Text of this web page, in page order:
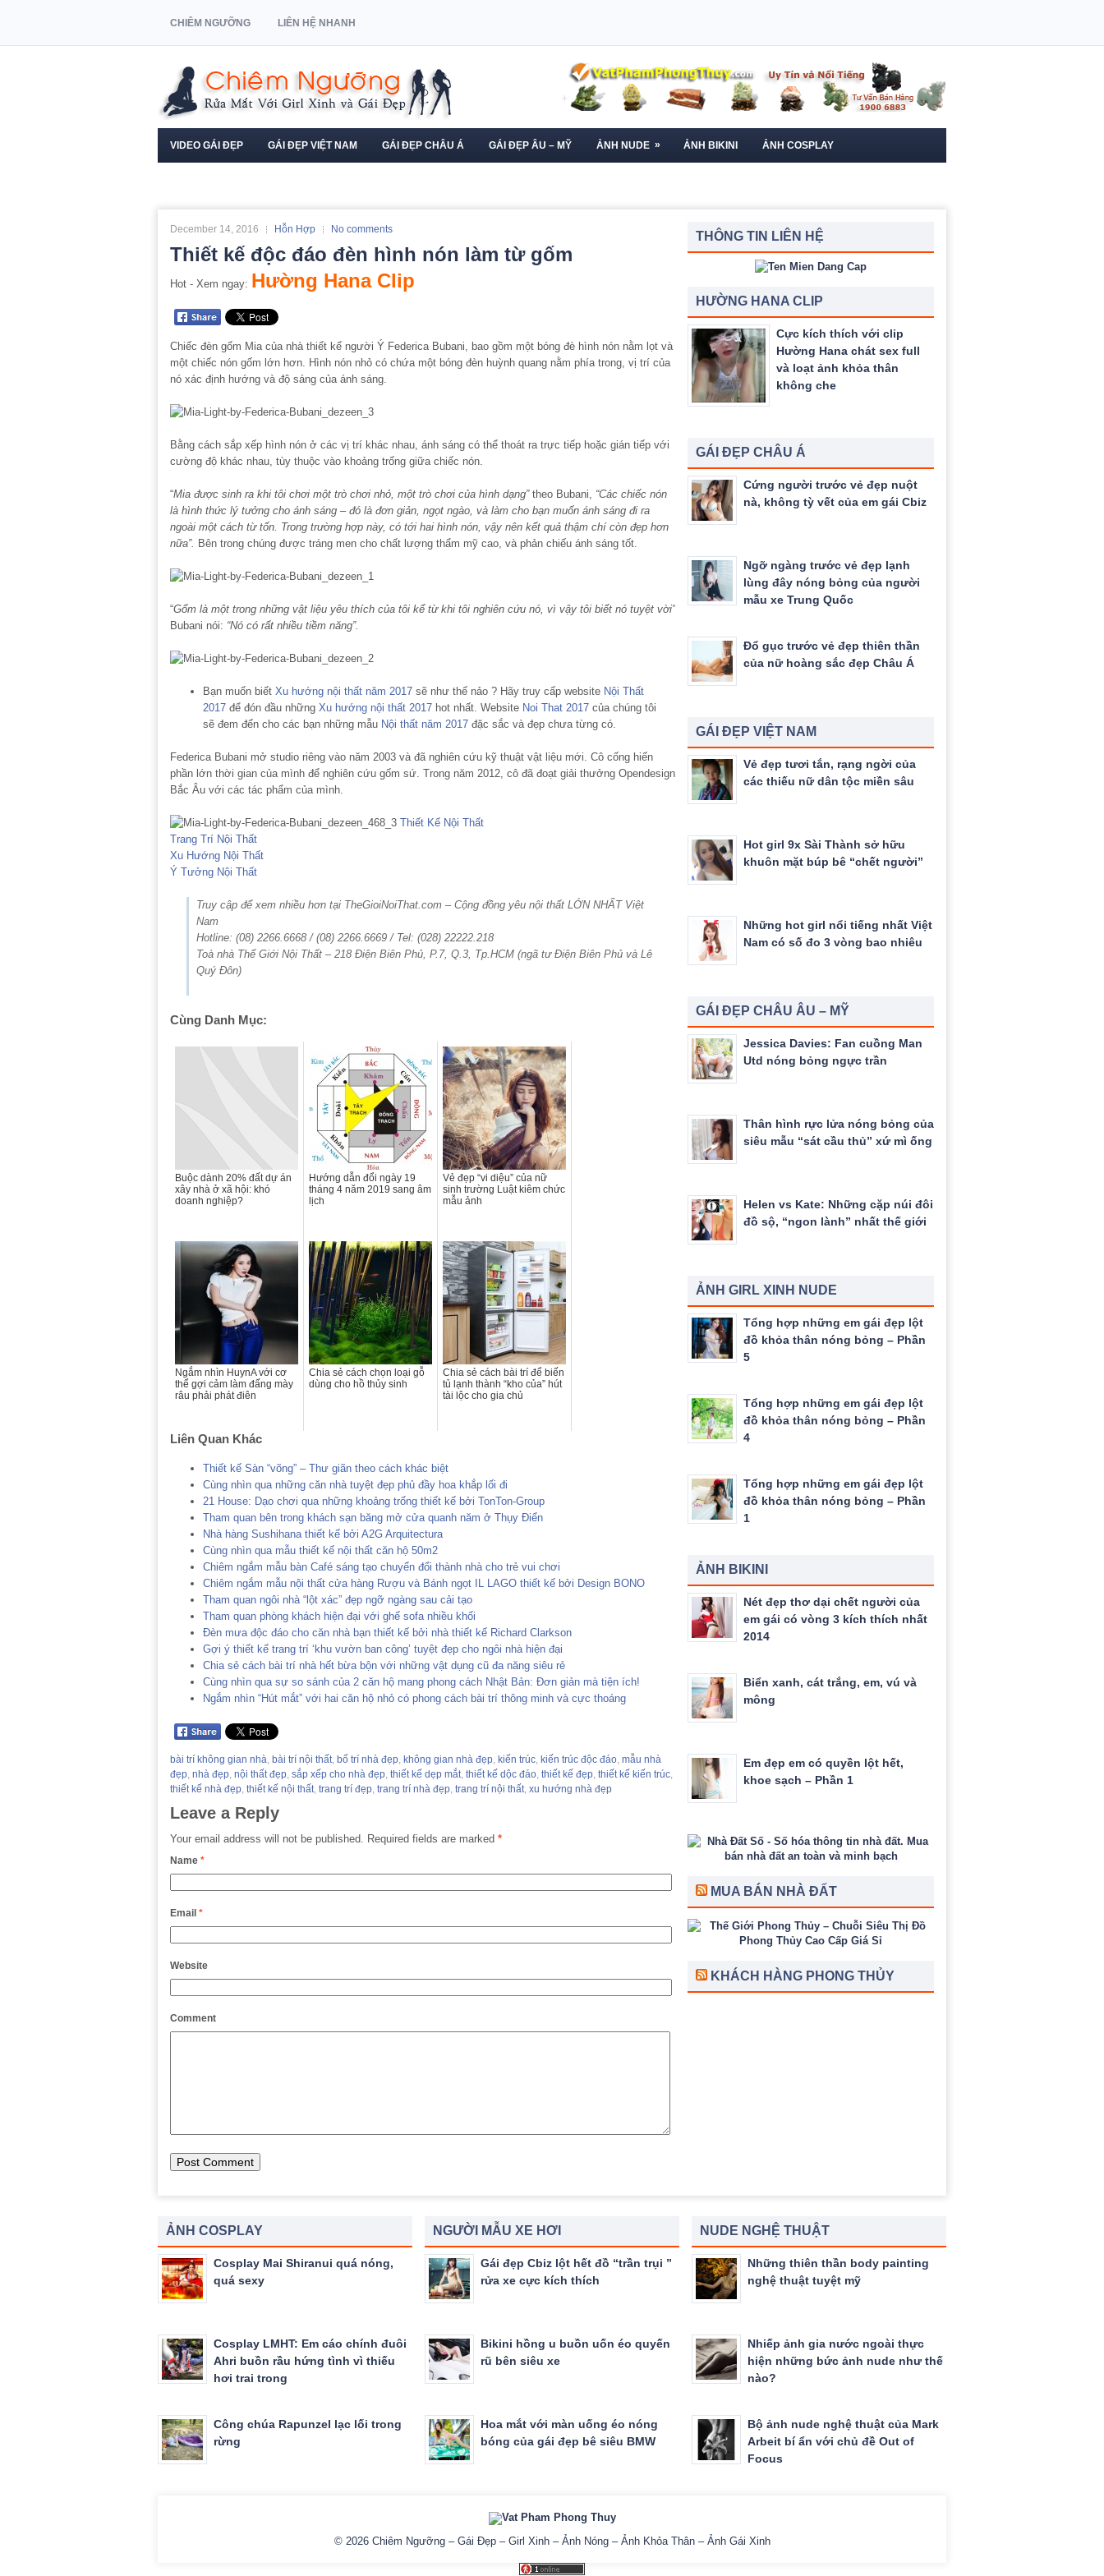
CHIÊM NGƯỠNG LIÊN HỆ NHANH
VIDEO GÁI ĐẸP GÁI ĐẸP VIỆT NAM GÁI ĐẸP CHÂU Á GÁI ĐẸP ÂU – MỸ ẢNH NUDE » ẢNH BIKINI ẢNH COSPLAY
December 14, 2016 Hỗn Hợp No comments
Thiết kế độc đáo đèn hình nón làm từ gốm
Hot - Xem ngay: Hường Hana Clip
Chiếc đèn gốm Mia của nhà thiết kế người Ý Federica Bubani, bao gồm một bóng đè hình nón nằm lọt và
một chiếc nón gốm lớn hơn. Hình nón nhỏ có chứa một bóng đèn huỳnh quang nằm phía trong, vị trí của
nó xác định hướng và độ sáng của ánh sáng.
Bằng cách sắp xếp hình nón ở các vị trí khác nhau, ánh sáng có thể thoát ra trực tiếp hoặc gián tiếp với
cường độ khác nhau, tùy thuộc vào khoảng trống giữa chiếc nón.
“Mia được sinh ra khi tôi chơi một trò chơi nhỏ, một trò chơi của hình dạng” theo Bubani,
“Các chiếc nón
là hình thức lý tưởng cho ánh sáng – đó là đơn giản, ngọt ngào, và làm cho bạn muốn ánh sáng đi ra
ngoài một cách từ tốn. Trong trường hợp này, có tới hai hình nón, vậy nên kết quả thậm chí còn đẹp hơn
nữa”. Bên trong chúng được tráng men cho chất lượng thẩm mỹ cao, và phản chiếu ánh sáng tốt.
“Gốm là một trong những vật liệu yêu thích của tôi kể từ khi tôi nghiên cứu nó, vì vậy tôi biết nó tuyệt vời”
Bubani nói: “Nó có rất nhiều tiềm năng”.
Bạn muốn biết Xu hướng nội thất năm 2017 sẽ như thế nảo ? Hãy truy cấp website Nội Thất
2017 để đón đầu những Xu hướng nội thất 2017 hot nhất. Website Noi That 2017 của chúng tôi
sẽ đem đến cho các bạn những mẫu Nội thất năm 2017 đặc sắc và đẹp chưa từng có.
Federica Bubani mở studio riêng vào năm 2003 và đã nghiên cứu kỹ thuật vật liệu mới. Cô cống hiến
phần lớn thời gian của mình để nghiên cứu gốm sứ. Trong năm 2012, cô đã đoạt giải thưởng Opendesign
Bắc Âu với các tác phẩm của mình.
Thiết Kế Nội Thất
Trang Trí Nội Thất
Xu Hướng Nội Thất
Ý Tưởng Nội Thất
Truy cập để xem nhiều hơn tại TheGioiNoiThat.com – Cộng đồng yêu nội thất LỚN NHẤT Việt
Nam
Hotline: (08) 2266.6668 / (08) 2266.6669 / Tel: (028) 22222.218
Toà nhà Thế Giới Nội Thất – 218 Điện Biên Phủ, P.7, Q.3, Tp.HCM (ngã tư Điện Biên Phủ và Lê
Quý Đôn)
Cùng Danh Mục:
Buộc dành 20% đất dự án
xây nhà ở xã hội: khó
doanh nghiệp?
Hướng dẫn đổi ngày 19
tháng 4 năm 2019 sang âm
lịch
Vẻ đẹp “vi diệu” của nữ
sinh trường Luật kiêm chức
mẫu ảnh
Ngắm nhìn HuynA với cơ
thể gợi cảm làm đấng mày
râu phải phát điên
Chia sẻ cách chọn loại gỗ
dùng cho hồ thủy sinh
Chia sẻ cách bài trí để biến
tủ lạnh thành “kho của” hút
tài lộc cho gia chủ
Liên Quan Khác
Thiết kế Sàn “võng” – Thư giãn theo cách khác biệt
Cùng nhìn qua những căn nhà tuyệt đẹp phủ đầy hoa khắp lối đi
21 House: Dạo chơi qua những khoảng trống thiết kế bởi TonTon-Group
Tham quan bên trong khách sạn băng mở cửa quanh năm ở Thụy Điển
Nhà hàng Sushihana thiết kế bởi A2G Arquitectura
Cùng nhìn qua mẫu thiết kế nội thất căn hộ 50m2
Chiêm ngắm mẫu bàn Café sáng tạo chuyển đổi thành nhà cho trẻ vui chơi
Chiêm ngắm mẫu nội thất cửa hàng Rượu và Bánh ngọt IL LAGO thiết kế bởi Design BONO
Tham quan ngôi nhà “lột xác” đẹp ngỡ ngàng sau cải tạo
Tham quan phòng khách hiện đại với ghế sofa nhiều khối
Đèn mưa độc đáo cho căn nhà bạn thiết kế bởi nhà thiết kế Richard Clarkson
Gợi ý thiết kế trang trí ‘khu vườn ban công’ tuyệt đẹp cho ngôi nhà hiện đại
Chia sẻ cách bài trí nhà hết bừa bộn với những vật dụng cũ đa năng siêu rẻ
Cùng nhìn qua sự so sánh của 2 căn hộ mang phong cách Nhật Bản: Đơn giản mà tiện ích!
Ngắm nhìn “Hút mắt” với hai căn hộ nhỏ có phong cách bài trí thông minh và cực thoáng
bài trí không gian nhà, bài trí nội thất, bố trí nhà đẹp, không gian nhà đẹp, kiến trúc, kiến trúc độc đáo, mẫu nhà
đẹp, nhà đẹp, nội thất đẹp, sắp xếp cho nhà đẹp, thiết kế dẹp mắt, thiết kế dộc đáo, thiết kế đẹp, thiết kế kiến trúc,
thiết kế nhà đẹp, thiết kế nội thất, trang trí đẹp, trang trí nhà đẹp, trang trí nội thất, xu hướng nhà đẹp
Leave a Reply
Your email address will not be published. Required fields are marked *
Name *
Email *
Website
Comment
THÔNG TIN LIÊN HỆ
HƯỜNG HANA CLIP
Cực kích thích với clip
Hường Hana chát sex full
và loạt ảnh khỏa thân
không che
GÁI ĐẸP CHÂU Á
Cứng người trước vẻ đẹp nuột
nà, không tỳ vết của em gái Cbiz
Ngỡ ngàng trước vẻ đẹp lạnh
lùng đây nóng bỏng của người
mẫu xe Trung Quốc
Đổ gục trước vẻ đẹp thiên thần
của nữ hoàng sắc đẹp Châu Á
GÁI ĐẸP VIỆT NAM
Vẻ đẹp tươi tắn, rạng ngời của
các thiếu nữ dân tộc miền sâu
Hot girl 9x Sài Thành sở hữu
khuôn mặt búp bê “chết người”
Những hot girl nổi tiếng nhất Việt
Nam có số đo 3 vòng bao nhiêu
GÁI ĐẸP CHÂU ÂU – MỸ
Jessica Davies: Fan cuồng Man
Utd nóng bỏng ngực trần
Thân hình rực lửa nóng bỏng của
siêu mẫu “sát cầu thủ” xứ mì ống
Helen vs Kate: Những cặp núi đôi
đồ sộ, “ngon lành” nhất thế giới
ẢNH GIRL XINH NUDE
Tổng hợp những em gái đẹp lột
đồ khỏa thân nóng bỏng – Phần
5
Tổng hợp những em gái đẹp lột
đồ khỏa thân nóng bỏng – Phần
4
Tổng hợp những em gái đẹp lột
đồ khỏa thân nóng bỏng – Phần
1
ẢNH BIKINI
Nét đẹp thơ dại chết người của
em gái có vòng 3 kích thích nhất
2014
Biển xanh, cát trắng, em, vú và
mông
Em đẹp em có quyền lột hết,
khoe sạch – Phần 1
MUA BÁN NHÀ ĐẤT
KHÁCH HÀNG PHONG THỦY
ẢNH COSPLAY
Cosplay Mai Shiranui quá nóng,
quá sexy
Cosplay LMHT: Em cáo chính đuôi
Ahri buồn rầu hứng tình vì thiếu
hơi trai trong
Công chúa Rapunzel lạc lối trong
rừng
NGƯỜI MẪU XE HƠI
Gái đẹp Cbiz lột hết đồ “trần trụi ”
rửa xe cực kích thích
Bikini hồng u buồn uốn éo quyến
rũ bên siêu xe
Hoa mắt với màn uống éo nóng
bóng của gái đẹp bê siêu BMW
NUDE NGHỆ THUẬT
Những thiên thần body painting
nghệ thuật tuyệt mỹ
Nhiếp ảnh gia nước ngoài thực
hiện những bức ảnh nude như thế
nào?
Bộ ảnh nude nghệ thuật của Mark
Arbeit bí ẩn với chủ đề Out of
Focus
© 2026 Chiêm Ngưỡng – Gái Đẹp – Girl Xinh – Ảnh Nóng – Ảnh Khỏa Thân – Ảnh Gái Xinh